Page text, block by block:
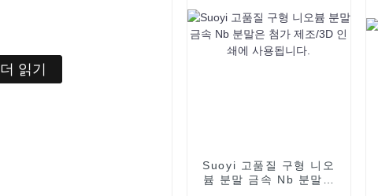
더 읽기
Suoyi 고품질 구형 니오
븀 분말 금속 Nb 분말은